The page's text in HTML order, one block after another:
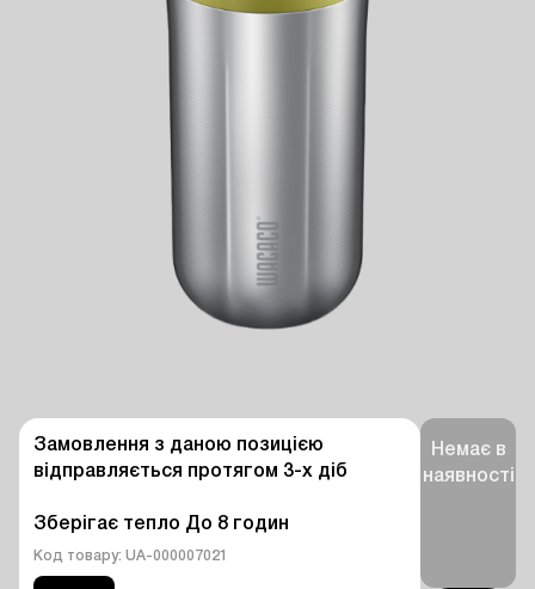
Замовлення з даною позицією
відправляється протягом 3-х діб
Зберігає тепло До 8 годин
Код товару: UA-000007021
Немає в
наявності